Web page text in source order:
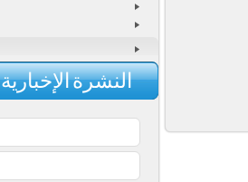
النشرة الإخبارية